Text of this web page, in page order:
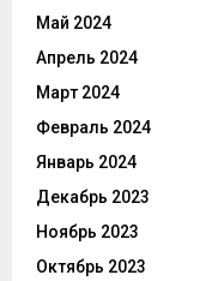
Май 2024
Апрель 2024
Март 2024
Февраль 2024
Январь 2024
Декабрь 2023
Ноябрь 2023
Октябрь 2023